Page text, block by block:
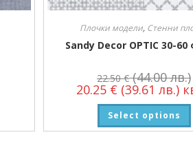
Плочки модели, Стенни
Sandy Decor OPTIC 30-60
22.50€ (44.00 лв.)
20.25 € (39.61 лв.)
Select options